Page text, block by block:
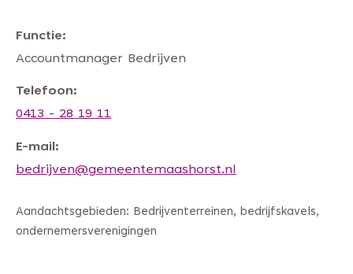
Functie
Accountmanager Bedrijven
Telefoon
0413 - 28 19 11
E-mail
bedrijven@gemeentemaashorst.nl
Aandachtsgebieden: Bedrijventerreinen, bedrijfskavels,
ondernemersverenigingen